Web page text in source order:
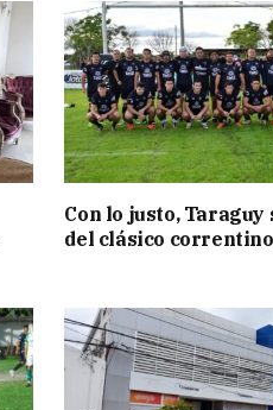
Con lo justo, Taraguy
del clásico correntino